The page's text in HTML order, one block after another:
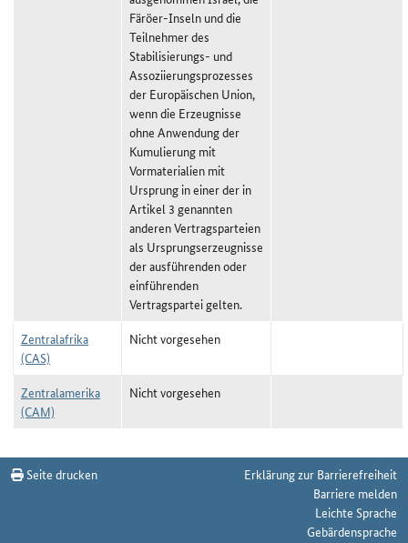
Färöer-Inseln und die
Teilnehmer des
Stabilisierungs- und
Assoziierungsprozesses
der Europäischen Union,
wenn die Erzeugnisse
ohne Anwendung der
Kumulierung mit
Vormaterialien mit
Ursprung in einer der in
Artikel 3 genannten
anderen Vertragsparteien
als Ursprungserzeugnisse
der ausführenden oder
einführenden
Vertragspartei gelten.
Zentralafrika
(CAS)
Nicht vorgesehen
Zentralamerika
(CAM)
Nicht vorgesehen
Seite drucken
Erklärung zur Barrierefreiheit
Barriere melden
Leichte Sprache
Gebärdensprache